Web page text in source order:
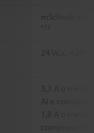
mScheda
24 Vc.c.
3,3 A o meno
AI e
compreso il